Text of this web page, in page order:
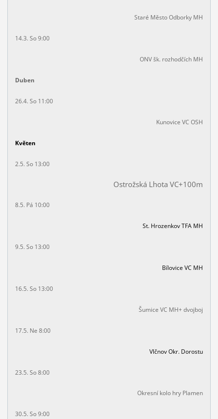
Staré Město Odborky MH
14.3. So 9:00
ONV šk. rozhodčích MH
Duben
26.4. So 11:00
Kunovice VC OSH
Květen
2.5. So 13:00
Ostrožská Lhota VC+100m
8.5. Pá 10:00
St. Hrozenkov TFA MH
9.5. So 13:00
Bílovice VC MH
16.5. So 13:00
Šumice VC MH+ dvojboj
17.5. Ne 8:00
Vlčnov Okr. Dorostu
23.5. So 8:00
Okresní kolo hry Plamen
30.5. So 9:00